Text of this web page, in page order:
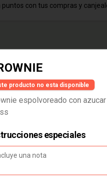
puntos con tus compras y
producto no esta disponible
espolvoreado con azucar
especiales